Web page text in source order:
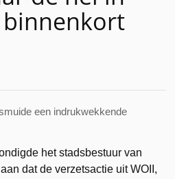
binnenkort
een indrukwekkende
het stadsbestuur van
dat de verzetsactie uit WOII,